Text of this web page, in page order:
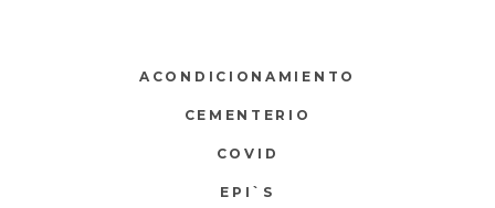
ACONDICIONAMIENTO
CEMENTERIO
COVID
EPI`S